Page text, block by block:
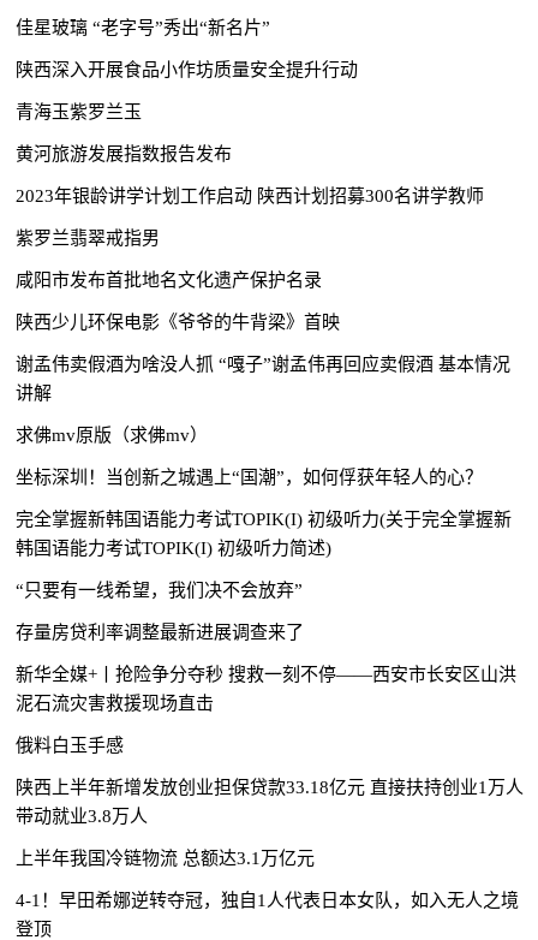
佳星玻璃 “老字号”秀出“新名片”
陕西深入开展食品小作坊质量安全提升行动
青海玉紫罗兰玉
黄河旅游发展指数报告发布
2023年银龄讲学计划工作启动 陕西计划招募300名讲学教师
紫罗兰翡翠戒指男
咸阳市发布首批地名文化遗产保护名录
陕西少儿环保电影《爷爷的牛背梁》首映
谢孟伟卖假酒为啥没人抓 “嘎子”谢孟伟再回应卖假酒 基本情况
讲解
求佛mv原版（求佛mv）
坐标深圳！当创新之城遇上“国潮”，如何俘获年轻人的心？
完全掌握新韩国语能力考试TOPIK(I) 初级听力(关于完全掌握新
韩国语能力考试TOPIK(I) 初级听力简述)
“只要有一线希望，我们决不会放弃”
存量房贷利率调整最新进展调查来了
新华全媒+丨抢险争分夺秒 搜救一刻不停——西安市长安区山洪
泥石流灾害救援现场直击
俄料白玉手感
陕西上半年新增发放创业担保贷款33.18亿元 直接扶持创业1万人
带动就业3.8万人
上半年我国冷链物流 总额达3.1万亿元
4-1！早田希娜逆转夺冠，独自1人代表日本女队，如入无人之境
登顶